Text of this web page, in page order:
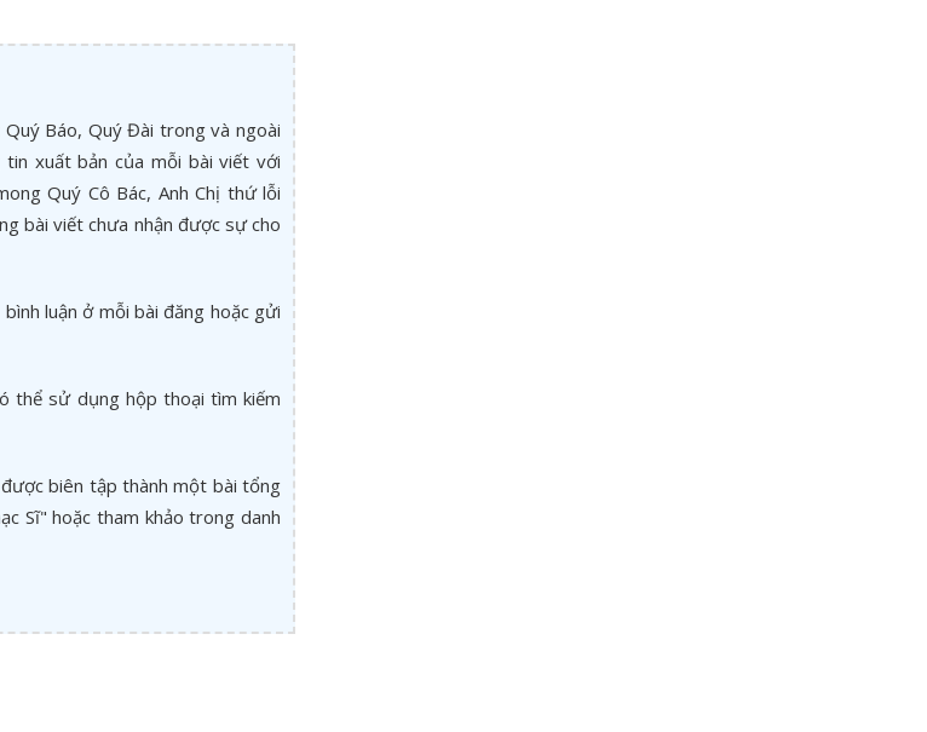
Báo, Quý Đài trong và ngoài
xuất bản của mỗi bài viết với
Quý Cô Bác, Anh Chị thứ lỗi
bài viết chưa nhận được sự cho
luận ở mỗi bài đăng hoặc gửi
thể sử dụng hộp thoại tìm kiếm
biên tập thành một bài tổng
Sĩ" hoặc tham khảo trong danh